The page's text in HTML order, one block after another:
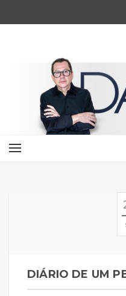
DIÁRIO DE UM